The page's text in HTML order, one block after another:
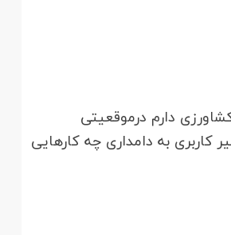
دارم درموقعیتی
کاربری به دامداری چه کارهایی